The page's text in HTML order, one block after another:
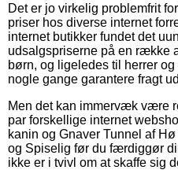
Det er jo virkelig problemfrit
priser hos diverse internet
internet butikker fundet det
udsalgspriserne på en række
børn, og ligeledes til herrer
nogle gange garantere fragt
Men det kan immervæk være
par forskellige internet
kanin og Gnaver Tunnel af
og Spiselig før du færdiggør
ikke er i tvivl om at skaffe sig